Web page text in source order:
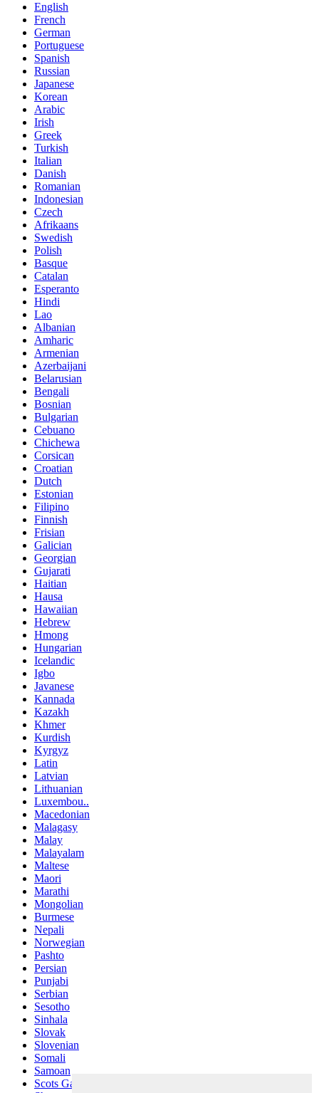
English
French
German
Portuguese
Spanish
Russian
Japanese
Korean
Arabic
Irish
Greek
Turkish
Italian
Danish
Romanian
Indonesian
Czech
Afrikaans
Swedish
Polish
Basque
Catalan
Esperanto
Hindi
Lao
Albanian
Amharic
Armenian
Azerbaijani
Belarusian
Bengali
Bosnian
Bulgarian
Cebuano
Chichewa
Corsican
Croatian
Dutch
Estonian
Filipino
Finnish
Frisian
Galician
Georgian
Gujarati
Haitian
Hausa
Hawaiian
Hebrew
Hmong
Hungarian
Icelandic
Igbo
Javanese
Kannada
Kazakh
Khmer
Kurdish
Kyrgyz
Latin
Latvian
Lithuanian
Luxembou..
Macedonian
Malagasy
Malay
Malayalam
Maltese
Maori
Marathi
Mongolian
Burmese
Nepali
Norwegian
Pashto
Persian
Punjabi
Serbian
Sesotho
Sinhala
Slovak
Slovenian
Somali
Samoan
Scots Gaelic